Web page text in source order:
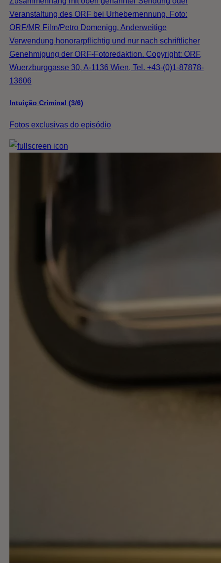
Veranstaltung des ORF bei Urhebernennung. Foto:
ORF/MR Film/Petro Domenigg. Anderweitige
Verwendung honorarpflichtig und nur nach schriftlicher
Genehmigung der ORF-Fotoredaktion. Copyright: ORF,
Wuerzburggasse 30, A-1136 Wien, Tel. +43-(0)1-87878-
13606
Intuição Criminal (3/6)
Fotos exclusivas do episódio